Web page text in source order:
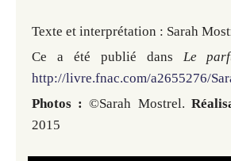
Texte et interprétation : Sarah
Ce a été publié dans Le
http://livre.fnac.com/a2655276/
Photos : ©Sarah Mostrel.
2015